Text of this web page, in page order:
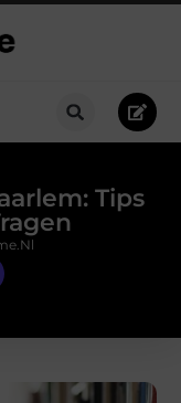
Tips